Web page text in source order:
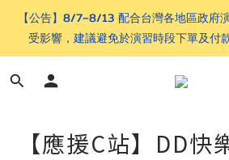
【公告】8/7–8/13 配合台灣各地區政府
受影響，建議避免於演習時段下單及付
【應援C站】DD快